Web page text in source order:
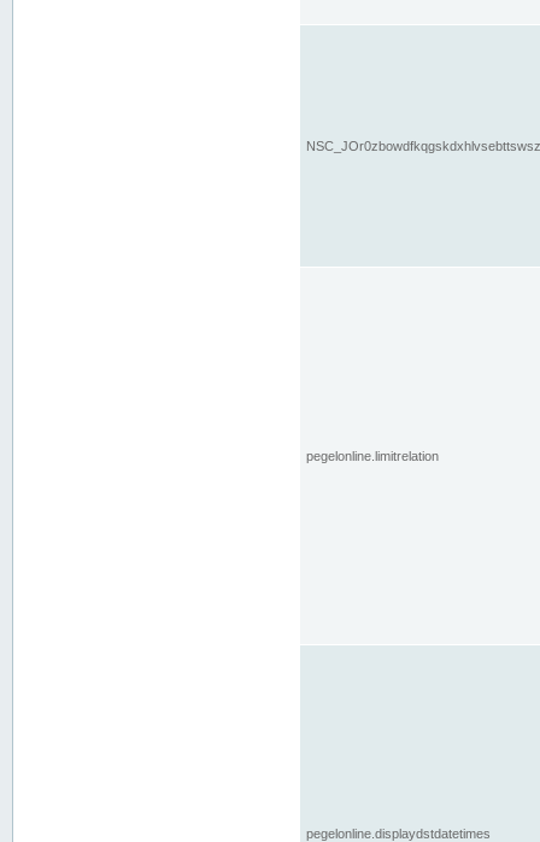
pegelonline.limitrelation
pegelonline.displaydstdatetimes